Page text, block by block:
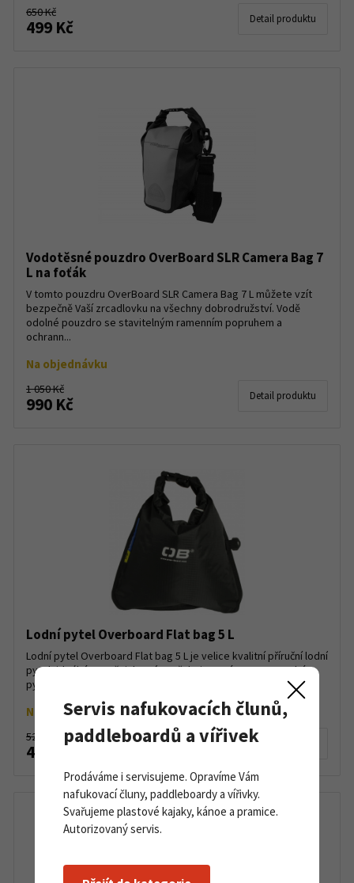
650 Kč
499 Kč Detail produktu
Vodotěsné pouzdro OverBoard SLR Camera Bag 7
L na foťák
V tomto pouzdru OverBoard SLR Camera Bag 7 L můžete vzít
bezpečně Vaší zrcadlovku na všechny dobrodružství. Vodě
odolné pouzdro se stavitelným ramenním popruhem a
ochrann...
Na objednávku
1 050 Kč
990 Kč Detail produktu
Lodní pytel Overboard Flat bag 5 L
Lodní pytel Overboard Flat bag 5 L je velice kvalitní příruční lodní
pytel, ideální pro věci, které potřebujete mít po ruce. Lodní
pytel je 100% vodotěsný, vybaven karabi...
Na objednávku
520 Kč
450 Kč Detail produktu
Servis nafukovacích člunů,
paddleboardů a vířivek
Prodáváme i servisujeme. Opravíme Vám
nafukovací čluny, paddleboardy a vířivky.
Svařujeme plastové kajaky, kánoe a pramice.
Autorizovaný servis.